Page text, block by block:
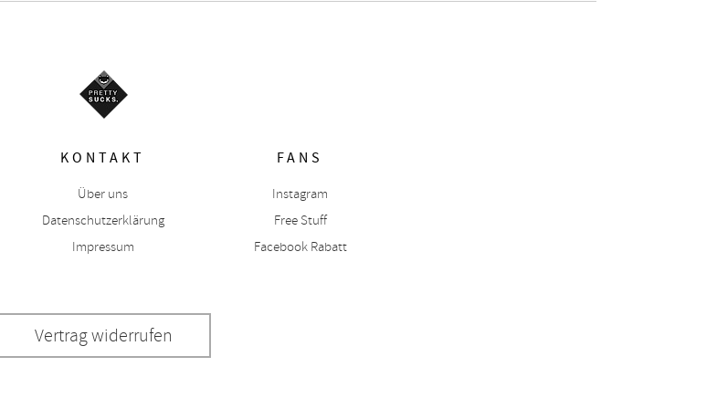
KONTAKT
Über uns
Datenschutzerklärung
Impressum
FANS
Instagram
Free Stuff
Facebook Rabatt
Vertrag widerrufen